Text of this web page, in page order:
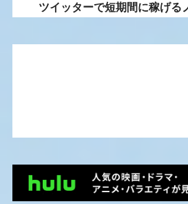
ツイッターで短期間に稼げる